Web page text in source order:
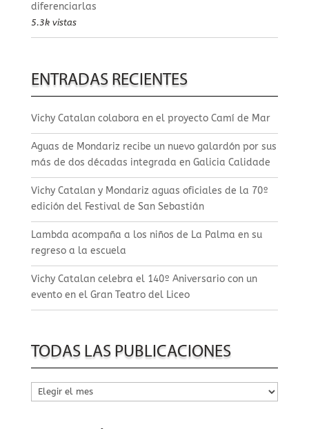
diferenciarlas
5.3k vistas
ENTRADAS RECIENTES
Vichy Catalan colabora en el proyecto Camí de Mar
Aguas de Mondariz recibe un nuevo galardón por sus
más de dos décadas integrada en Galicia Calidade
Vichy Catalan y Mondariz aguas oficiales de la 70º
edición del Festival de San Sebastián
Lambda acompaña a los niños de La Palma en su
regreso a la escuela
Vichy Catalan celebra el 140º Aniversario con un
evento en el Gran Teatro del Liceo
TODAS LAS PUBLICACIONES
Todas
las